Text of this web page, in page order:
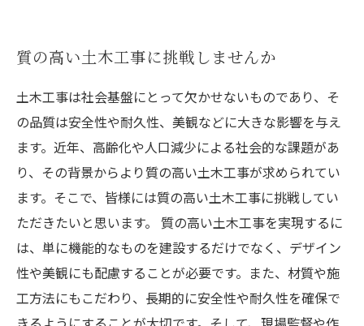
質の高い土木工事に挑戦しませんか
土木工事は社会基盤にとって欠かせないものであり、そ
の品質は安全性や耐久性、美観などに大きな影響を与え
ます。近年、高齢化や人口減少による社会的な課題があ
り、その背景からより質の高い土木工事が求められてい
ます。そこで、皆様には質の高い土木工事に挑戦してい
ただきたいと思います。 質の高い土木工事を実現するに
は、単に機能的なものを建設するだけでなく、デザイン
性や美観にも配慮することが必要です。また、材質や施
工方法にもこだわり、長期的に安全性や耐久性を確保で